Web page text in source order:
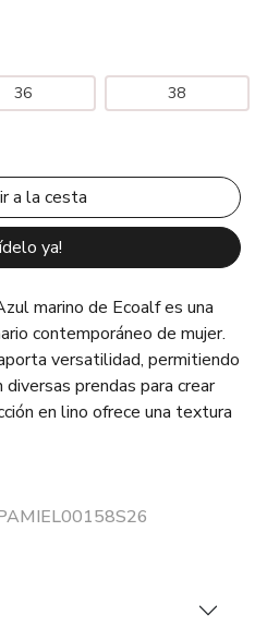
36 38
ya!
marino de Ecoalf es una
contemporáneo de mujer.
versatilidad, permitiendo
prendas para crear
en lino ofrece una textura